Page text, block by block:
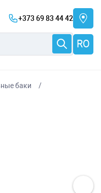
+373 69 83 44 42
RO
баки